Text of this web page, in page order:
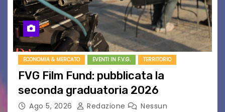
ECONOMIA & MERCATO EVENTI IN F.V.G. TERRITORIO
FVG Film Fund: pubblicata la
seconda graduatoria 2026
Ago 5, 2026 Redazione
Nessun